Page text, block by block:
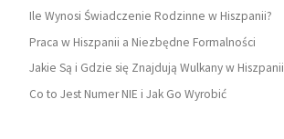
Ile Wynosi Świadczenie Rodzinne w Hiszpanii?
Praca w Hiszpanii a Niezbędne Formalności
Jakie Są i Gdzie się Znajdują Wulkany w Hiszpanii
Co to Jest Numer NIE i Jak Go Wyrobić